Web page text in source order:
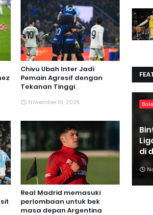
Chivu Ubah Inter Jadi
Pemain Agresif dengan
Tekanan Tinggi
November 10, 2025
Real Madrid memasuki
perlombaan untuk bek
masa depan Argentina
di